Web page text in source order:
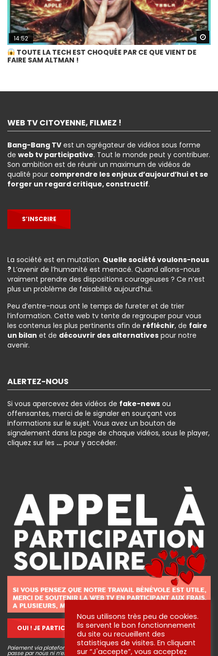
14:52
TOUTE LA TECH EST CHOQUÉE PAR CE QUE VIENT DE
FAIRE SAM ALTMAN !
WEB TV CITOYENNE, FILMEZ !
Bang-Bang TV est un agrégateur de vidéos sous forme
de web tv participative. Tout le monde peut y contribuer.
Son ambition est de réunir un maximum de vidéos de
qualité pour comprendre les enjeux d’aujourd’hui et se
forger un regard critique, constructif.
S’INSCRIRE
La société est en mutation. Quelle société voulons-nous
? L’avenir de l’humanité est menacé. Quand allons-nous
vraiment prendre des dispositions courageuses ? Ce n’est
plus un problème de faisabilité aujourd’hui.
Peu d’entre-nous ont le temps de fureter et de trier
l’information. Cette web tv tente de regrouper pour vous
les contenus les plus pertinents afin de réfléchir, de faire
un bilan et de découvrir des alternatives pour notre
avenir.
ALERTEZ-NOUS
Si vous apercevez des vidéos de fake-news ou
offensantes, merci de le signaler en sourçant vos
informations sur le sujet. Vous avez un bouton de
signalement dans la page de chaque vidéos, sous le player,
cliquez sur les … pour y accéder.
OUI ! JE PARTICIPE !
Paiement via plateforme sécurisé STRIPE, aucune information bancaire ne
passe par nous ni n’est conservée. Pour en savoir plus sur ce que nous
Nous utilisons très peu de cookies.
Ils servent le bon fonctionnement
du site ou recueillent des
statistiques de visites. En cliquant
sur “J'accepte”, vous acceptez